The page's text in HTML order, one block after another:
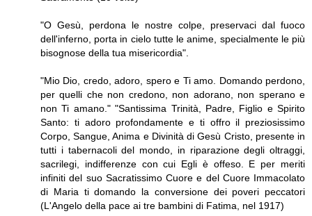
"O Gesù, perdona le nostre colpe, preservaci dal fuoco
dell'inferno, porta in cielo tutte le anime, specialmente le più
bisognose della tua misericordia".
"Mio Dio, credo, adoro, spero e Ti amo. Domando perdono,
per quelli che non credo­no, non adorano, non sperano e
non Ti amano." "Santissima Trinità, Padre, Figlio e Spirito
Santo: ti adoro profondamente e ti offro il preziosissimo
Corpo, Sangue, Anima e Divi­nità di Gesù Cristo, presente in
tutti i tabernacoli del mondo, in riparazione degli oltraggi,
sacrilegi, indifferenze con cui Egli è offeso. E per meriti
infiniti del suo Sacratissimo Cuore e del Cuore Immacolato
di Maria ti domando la conversione dei poveri peccatori
(L'Angelo della pace ai tre bambini di Fatima, nel 1917)